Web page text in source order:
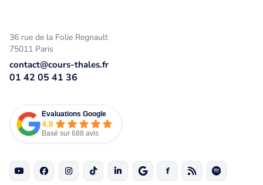
36 rue de la Folie Regnault
75011 Paris
contact@cours-thales.fr
01 42 05 41 36
Evaluations Google
4.8
Basé sur 688 avis